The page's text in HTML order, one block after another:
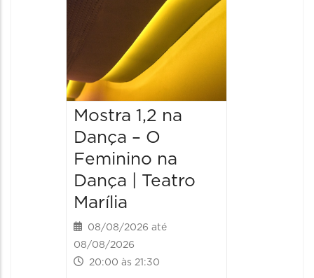
Mostra 1,2 na
Dança – O
Feminino na
Dança | Teatro
Marília
08/08/2026 até
08/08/2026
20:00 às 21:30